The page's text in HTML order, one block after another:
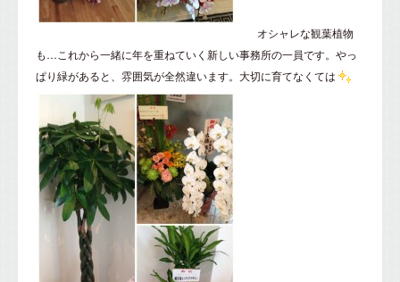
オシャレな観葉植物
も…これから一緒に年を重ねていく新しい事務所の一員です。やっ
ぱり緑があると、雰囲気が全然違います。大切に育てなくては